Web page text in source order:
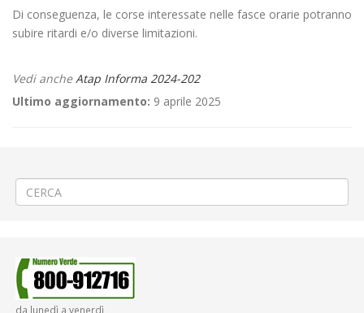
Di conseguenza, le corse interessate nelle fasce orarie potranno
subire ritardi e/o diverse limitazioni.
Vedi ancheAtap Informa 2024-202
Ultimo aggiornamento: 9 aprile 2025
da lunedì a venerdì